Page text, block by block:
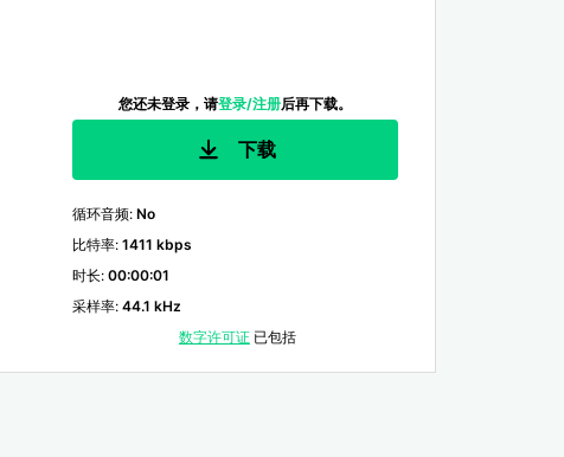
您还未登录，请登录/注册后再下载。
下载
循环音频: No
比特率: 1411 kbps
时长: 00:00:01
采样率: 44.1 kHz
数字许可证已包括